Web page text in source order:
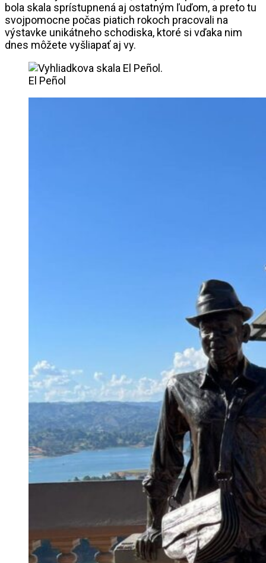
bola skala sprístupnená aj ostatným ľuďom, a preto tu
svojpomocne počas piatich rokoch pracovali na
výstavke unikátneho schodiska, ktoré si vďaka nim
dnes môžete vyšliapať aj vy.
El Peñol